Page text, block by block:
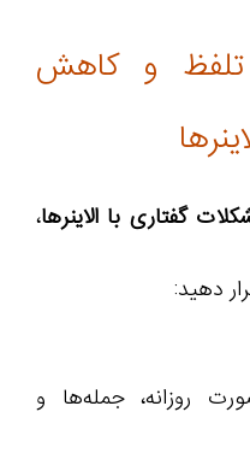
تلفظ و کاهش
گفتاری با الاینرها،
دهید:
روزانه، جمله‌ها و